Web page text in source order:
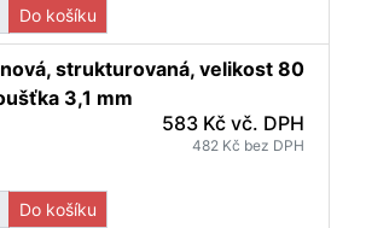
Do košíku
strukturovaná, velikost 80
3,1 mm
583 Kč vč. DPH
482 Kč bez DPH
Do košíku